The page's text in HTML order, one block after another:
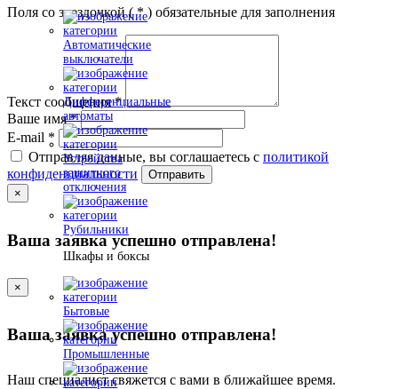
Автоматические
выключатели
Дифференциальные
автоматы
Устройства
защитного
отключения
Рубильники
Шкафы и боксы
Бытовые
Промышленные
Поля со звездочкой (*) обязательные для заполнения
Текст сообщения*
Ваше имя*
E-mail *
Отправляя данные, вы соглашаетесь с политикой
конфиденциальности
Отправить
×
Ваша заявка успешно отправлена!
×
Ваша заявка успешно отправлена!
Наш специалист свяжется с вами в ближайшее время.